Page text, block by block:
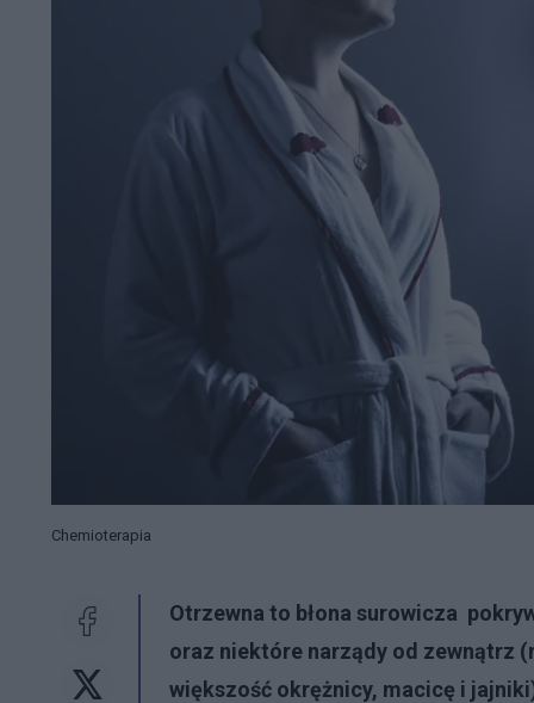
Chemioterapia
Otrzewna to błona surowicza
oraz niektóre narządy od zewnątrz
większość okrężnicy, macicę i